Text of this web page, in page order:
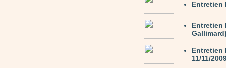
Entretien
Entretien
Entretien
11/11/